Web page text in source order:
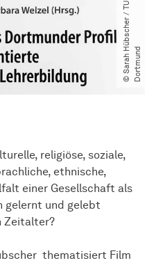
©
S
a
r
a
hH
ü
b
s
c
h
e
r
​
/​
T
U
D
o
r
t
m
u
nd
religiöse, soziale,
ethnische,
einer Gesellschaft als
gelernt und gelebt
Zeitalter?
thematisiert Film